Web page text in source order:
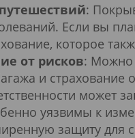
:
Если вы
которое
от рисков: Можно
и
может
уязвимы к
защиту для